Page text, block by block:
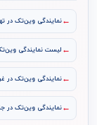
←نمایندگی وین‌تک در
← لیست نمایندگی
←نمایندگی وین‌تک در
←نمایندگی وین‌تک در